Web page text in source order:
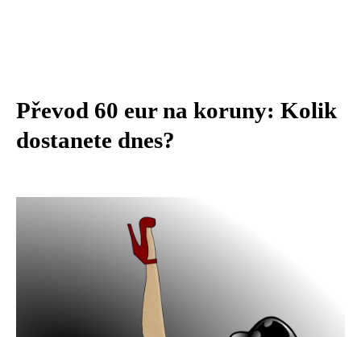
Převod 60 eur na koruny: Kolik
dostanete dnes?